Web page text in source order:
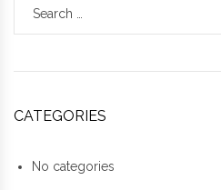
CATEGORIES
No categories